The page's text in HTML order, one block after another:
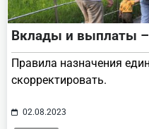
Вклады и выплаты –
Правила назначения
скорректировать.
02.08.2023